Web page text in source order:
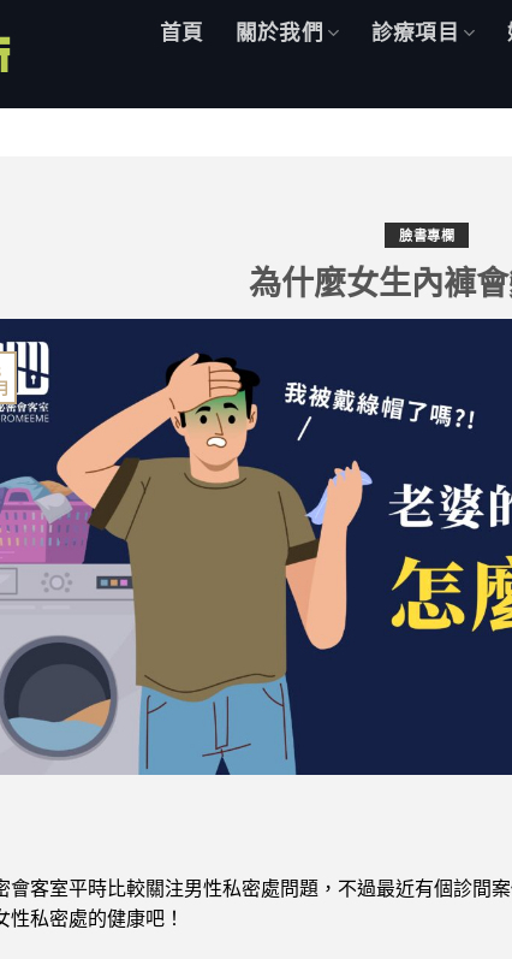
首頁 關於我們 診療項目
臉書專欄
為什麼女生內褲
會客室平時比較關注男性私密處問題，不過最近有個診間
性私密處的健康吧！